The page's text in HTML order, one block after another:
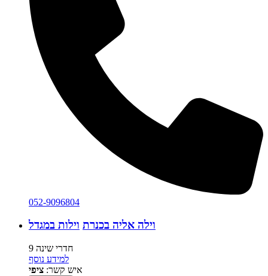
052-9096804
וילה אליה בכנרת וילות במגדל
9 חדרי שינה
למידע נוסף
איש קשר: ציפי